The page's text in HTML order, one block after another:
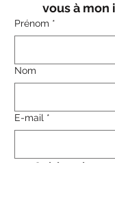
vous à
Prénom *
Nom
E-mail *
Oui, inscrivez-